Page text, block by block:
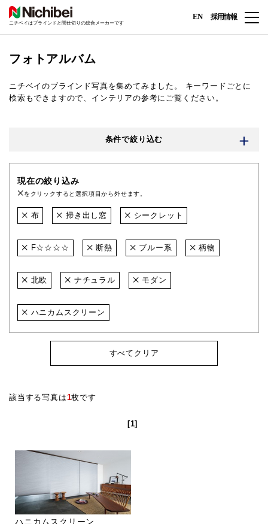
ニチベイはブラインドと間仕切りの総合メーカーです
EN 採用情報
フォトアルバム
ニチベイのブラインド写真を集めてみました。
キーワードごとに
検索もできますので、インテリアの参考にご覧ください。
条件で絞り込む
現在の絞り込み
をクリックすると選択項目から外せます。
布 掃き出し窓 シークレット
F☆☆☆☆ 断熱 ブルー系 柄物
北欧 ナチュラル モダン
ハニカムスクリーン
すべてクリア
該当する写真は1枚です
[1]
ハニカムスクリーン